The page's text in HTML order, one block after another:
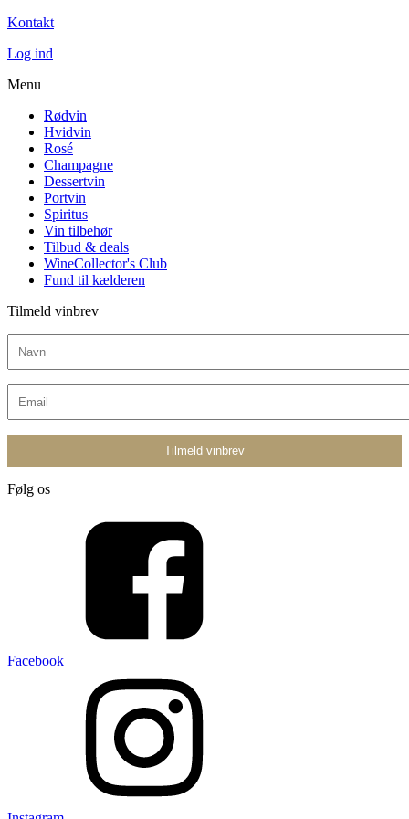
Kontakt
Log ind
Menu
Rødvin
Hvidvin
Rosé
Champagne
Dessertvin
Portvin
Spiritus
Vin tilbehør
Tilbud & deals
WineCollector's Club
Fund til kælderen
Tilmeld vinbrev
Følg os
Facebook